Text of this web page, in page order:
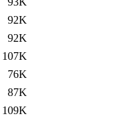
92K
92K
107K
76K
87K
109K